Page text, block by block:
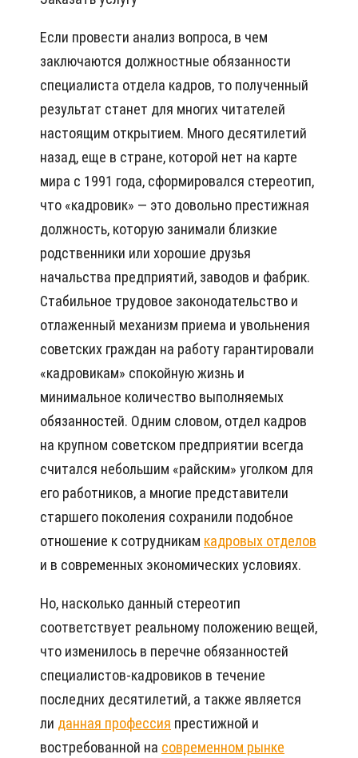
Если провести анализ вопроса, в чем
заключаются должностные обязанности
специалиста отдела кадров, то полученный
результат станет для многих читателей
настоящим открытием. Много десятилетий
назад, еще в стране, которой нет на карте
мира с 1991 года, сформировался стереотип,
что «кадровик» — это довольно престижная
должность, которую занимали близкие
родственники или хорошие друзья
начальства предприятий, заводов и фабрик.
Стабильное трудовое законодательство и
отлаженный механизм приема и увольнения
советских граждан на работу гарантировали
«кадровикам» спокойную жизнь и
минимальное количество выполняемых
обязанностей. Одним словом, отдел кадров
на крупном советском предприятии всегда
считался небольшим «райским» уголком для
его работников, а многие представители
старшего поколения сохранили подобное
отношение к сотрудникам кадровых отделов
и в современных экономических условиях.
Но, насколько данный стереотип
соответствует реальному положению вещей,
что изменилось в перечне обязанностей
специалистов-кадровиков в течение
последних десятилетий, а также является
ли данная профессия престижной и
востребованной на современном рынке